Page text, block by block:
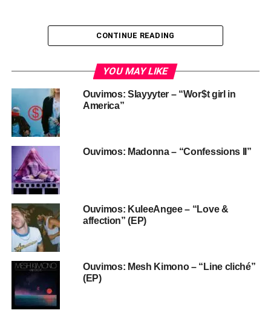
O nome verdadeiro dele é Renato Fiacchini. Mas o
pseudônimo Renato Zero já existia desde 1968. Aliás, era
CONTINUE READING
YOU MAY LIKE
Ouvimos: Slayyyter – “Wor$t girl in
America”
Ouvimos: Madonna – “Confessions II”
Ouvimos: KuleeAngee – “Love &
affection” (EP)
Ouvimos: Mesh Kimono – “Line cliché”
(EP)